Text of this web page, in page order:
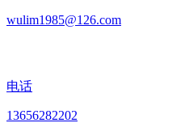
wulim1985@126.com
电话
13656282202